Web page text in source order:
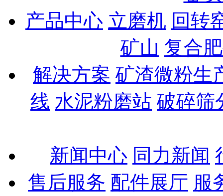
产品中心 立磨机 回转
矿山 复合
解决方案 矿渣微粉生
线 水泥粉磨站 破碎筛
新闻中心 同力新闻
售后服务 配件展厅 服